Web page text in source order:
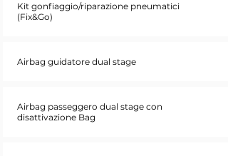
Kit gonfiaggio/riparazione pneumatici
(Fix&Go)
Airbag guidatore dual stage
Airbag passeggero dual stage con
disattivazione Bag